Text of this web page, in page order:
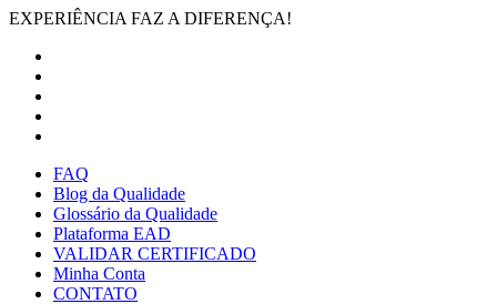
EXPERIÊNCIA FAZ A DIFERENÇA!
FAQ
Blog da Qualidade
Glossário da Qualidade
Plataforma EAD
VALIDAR CERTIFICADO
Minha Conta
CONTATO